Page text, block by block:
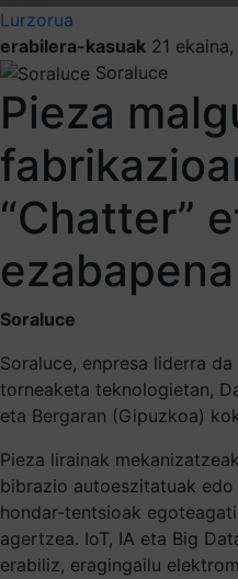
Lurzorua
erabilera-kasuak 21 ekaina,
Soraluce
Pieza
“Chatter”
ezabapena
Soraluce
Soraluce, enpresa liderra
torneaketa teknologietan,
eta Bergaran (Gipuzkoa)
Pieza lirainak
bibrazio autoeszitatuak edo
hondar-tentsioak
agertzea. IoT, IA eta Big
erabiliz, eragingailu